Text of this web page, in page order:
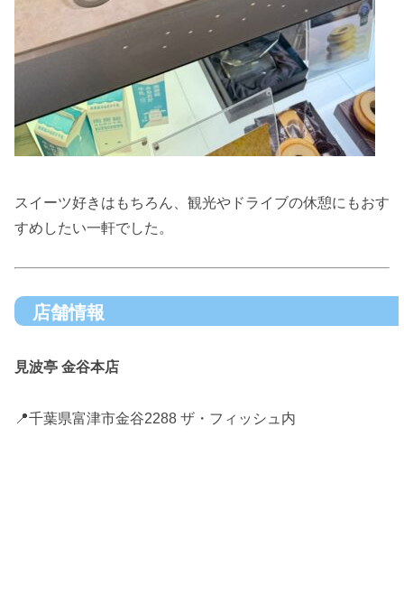
スイーツ好きはもちろん、観光やドライブの休憩にもおす
すめしたい一軒でした。
店舗情報
見波亭 金谷本店
📍千葉県富津市金谷2288 ザ・フィッシュ内